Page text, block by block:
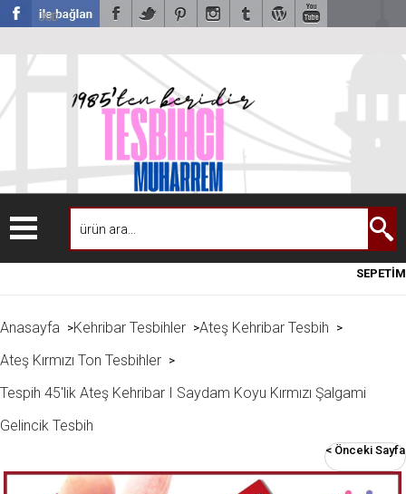
USD
SEPETİM
Anasayfa >Kehribar Tesbihler >Ateş Kehribar Tesbih >
Ateş Kırmızı Ton Tesbihler >
Tespih 45'lik Ateş Kehribar I Saydam Koyu Kırmızı Şalgami
Gelincik Tesbih
< Önceki Sayfa